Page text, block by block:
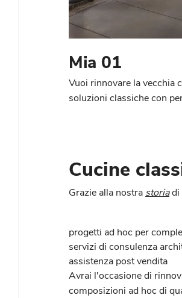
Mia 01
Vuoi rinnovare la vecchia
soluzioni classiche con
Cucine
Grazie alla nostra storiadi
progetti ad hoc per
servizi di consulenza
assistenza post vendita
Avrai l'occasione di
composizioni ad hoc di